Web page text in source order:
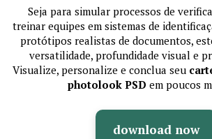
Seja para simular processos de
treinar equipes em sistemas de
protótipos realistas de documentos,
versatilidade, profundidade visual e
Visualize, personalize e conclua seu
photolook PSD em poucos
download now